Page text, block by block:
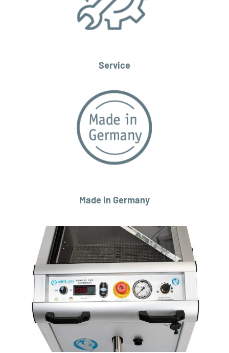
Service
Made in Germany